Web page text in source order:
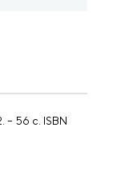
– 56 с. ISBN